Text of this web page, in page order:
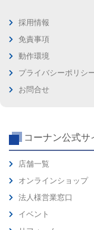
採用情報
免責事項
動作環境
プライバシーポリシ
お問合せ
コーナン公式サ
店舗一覧
オンラインショップ
法人様営業窓口
イベント